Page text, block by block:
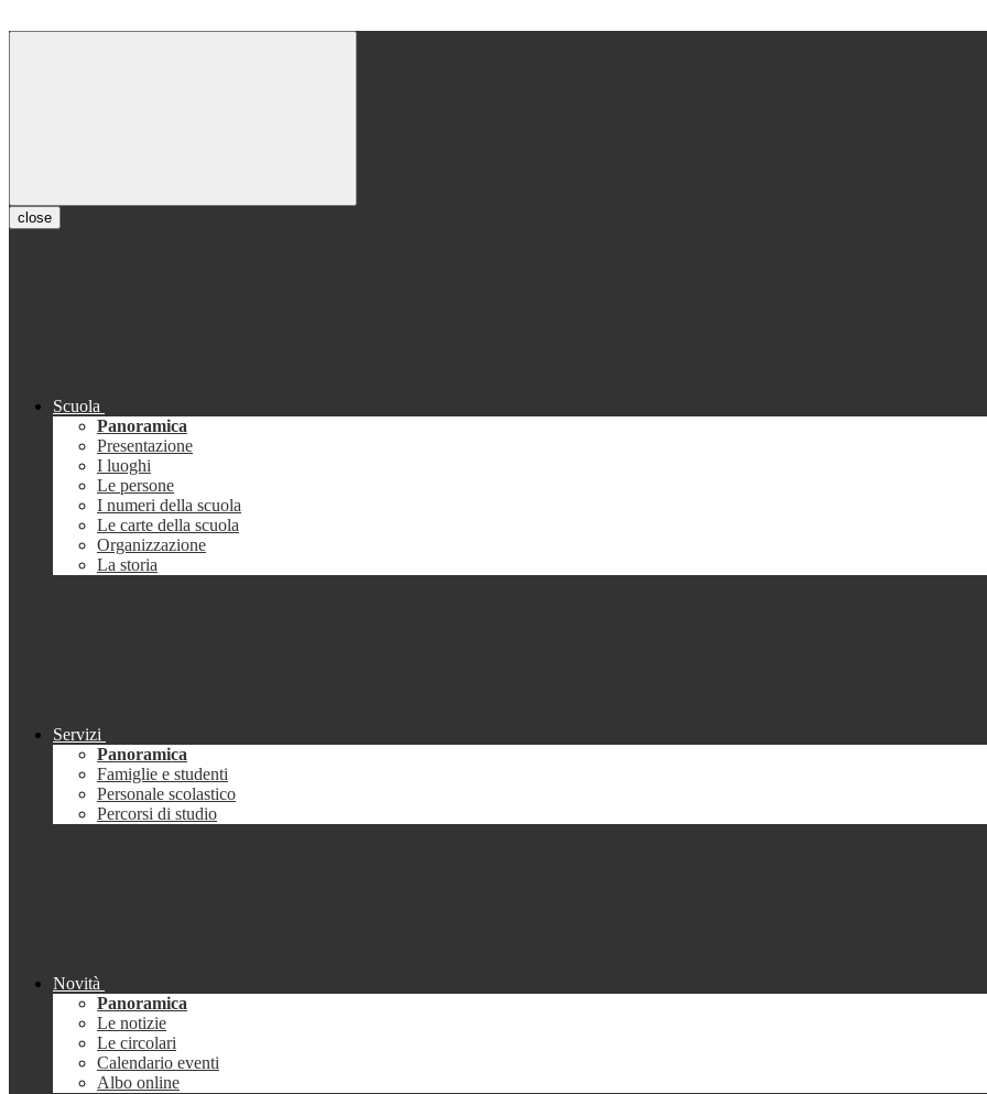
close
Scuola
Panoramica
Presentazione
I luoghi
Le persone
I numeri della scuola
Le carte della scuola
Organizzazione
La storia
Servizi
Panoramica
Famiglie e studenti
Personale scolastico
Percorsi di studio
Novità
Panoramica
Le notizie
Le circolari
Calendario eventi
Albo online